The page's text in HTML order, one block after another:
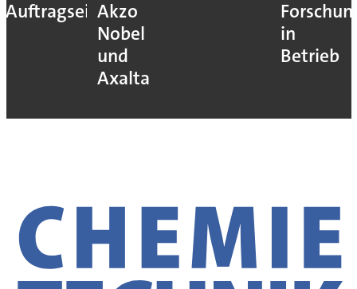
Auftragseingang
Akzo
Nobel
und
Axalta
in
Betrieb